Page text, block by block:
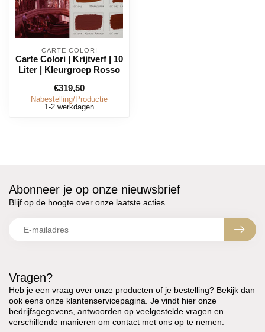
CARTE COLORI
Carte Colori | Krijtverf | 10
Liter | Kleurgroep Rosso
€319,50
Nabestelling/Productie
1-2 werkdagen
Vragen?
Heb je een vraag over onze producten of je bestelling? Bekijk dan
ook eens onze klantenservicepagina. Je vindt hier onze
bedrijfsgegevens, antwoorden op veelgestelde vragen en
verschillende manieren om contact met ons op te nemen.
Abonneer je op onze nieuwsbrief
Blijf op de hoogte over onze laatste acties